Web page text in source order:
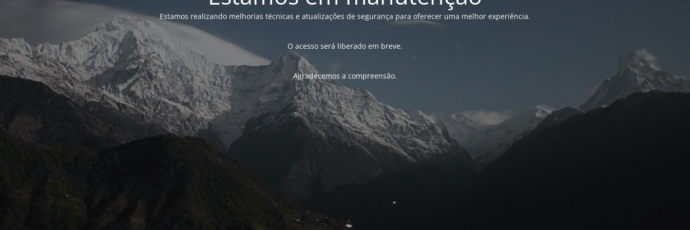
Estamos realizando melhorias técnicas e atualizações de segurança para oferecer uma melhor experiência.
O acesso será liberado em breve.
Agradecemos a compreensão.